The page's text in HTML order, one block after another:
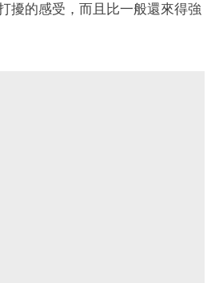
擾的感受，而且比一般還來得強